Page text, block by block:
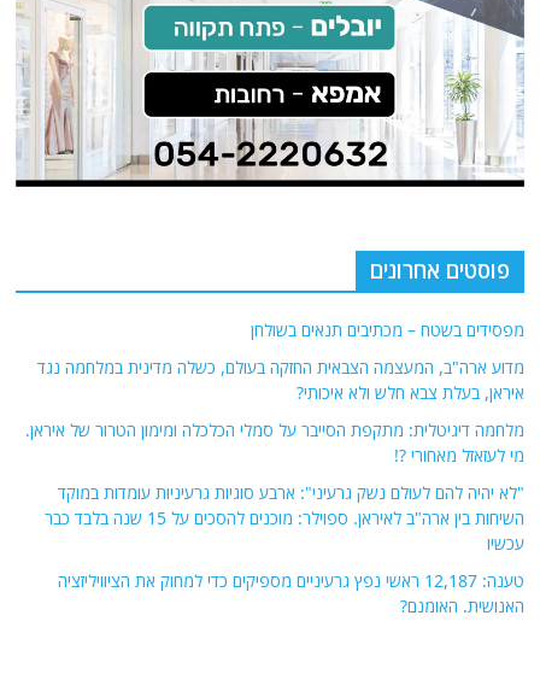
פוסטים אחרונים
מפסידים בשטח – מכתיבים תנאים בשולחן
מדוע ארה"ב, המעצמה הצבאית החזקה בעולם, כשלה מדינית במלחמה נגד
איראן, בעלת צבא חלש ולא איכותי?
מלחמה דיגיטלית: מתקפת הסייבר על סמלי הכלכלה ומימון הטרור של איראן.
מי לעזאזל מאחורי ?!
"לא יהיה להם לעולם נשק גרעיני": ארבע סוגיות גרעיניות עומדות במוקד
השיחות בין ארה"ב לאיראן. ספוילר: מוכנים להסכים על 15 שנה בלבד כבר
עכשיו
טענה: 12,187 ראשי נפץ גרעיניים מספיקים כדי למחוק את הציוויליזציה
האנושית. האומנם?